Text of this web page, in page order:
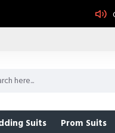
Suits Prom Suits